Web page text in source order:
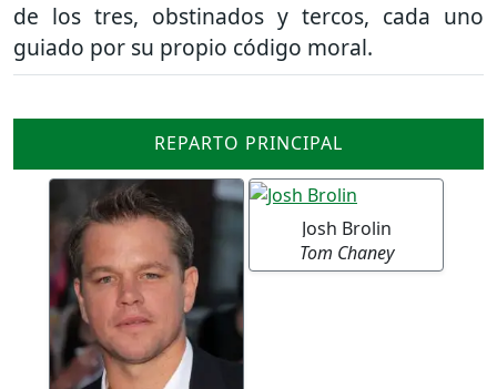
de los tres, obstinados y tercos, cada uno
guiado por su propio código moral.
REPARTO PRINCIPAL
Josh Brolin
Tom Chaney